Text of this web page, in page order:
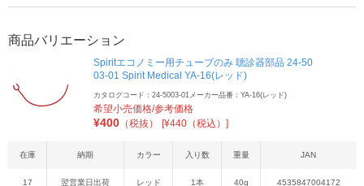
商品バリエーション
Spiritエコノミー用チューブのみ 聴診器部品 24-50
03-01 Spirit Medical YA-16(レッド)
カタログコード：24-5003-01メーカー品番：YA-16(レッド)
希望小売価格/参考価格
¥400 （税抜） [¥440（税込）]
在庫 納期 カラー 入り数 重量 JAN
17 翌営業日出荷 レッド 1本 40g 4535847004172